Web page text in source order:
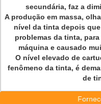
secundária, faz a
A produção em massa,
nível da tinta depois
problemas da tinta,
máquina e causado
O nível elevado de
fenômeno da tinta, é
de